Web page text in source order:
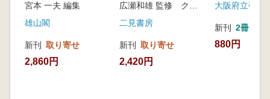
宮本 一夫 編集
雄山閣
新刊 取り寄せ
2,860円
広瀬和雄 監修 クリエイティブ・スイート 著
二見書房
新刊 取り寄せ
2,420円
新刊 2冊
880円